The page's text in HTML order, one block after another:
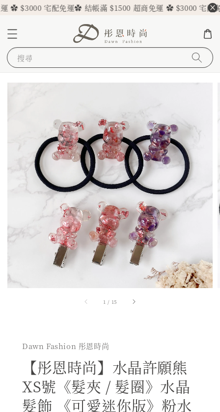
$3000 宅配免運✿ 結帳滿 $1500 超商免運 ✿ $3000 宅配免運
搜尋
1 / 15
Dawn Fashion 彤恩時尚
【彤恩時尚】水晶許願熊
XS號《髮夾 / 髮圈》水晶
髮飾 《可愛迷你版》粉水